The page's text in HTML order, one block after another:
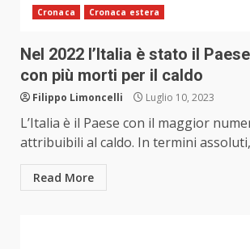
Cronaca Cronaca estera
Nel 2022 l’Italia è stato il
con più morti per il caldo
Filippo Limoncelli Luglio 10, 2023
L’Italia è il Paese con il maggior
attribuibili al caldo. In termini
Read More